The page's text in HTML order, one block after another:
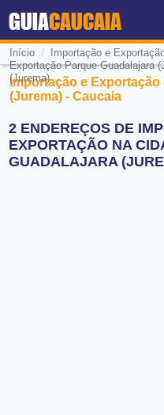
GUIACAUCAIA
Início / Importação e
Exportação Parque Guadalajara
(Jurema)
Importação e
(Jurema) - Caucaia
2 ENDEREÇOS DE
EXPORTAÇÃO NA
GUADALAJARA